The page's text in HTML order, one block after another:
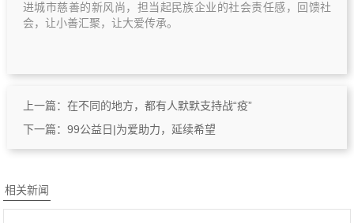
进城市慈善的新风尚，担当起民族企业的社会责任感，回馈社
会，让小善汇聚，让大爱传承。
上一篇： 在不同的地方，都有人默默支持战“疫”
下一篇： 99公益日|为爱助力，延续希望
相关新闻